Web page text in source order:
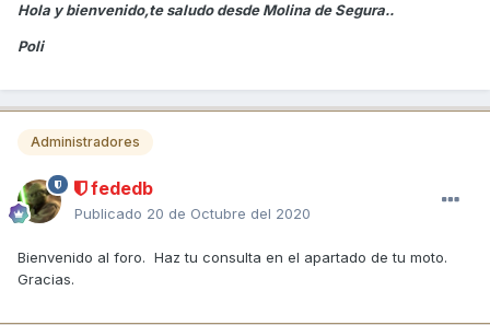
Hola y bienvenido,te saludo desde Molina de Segura..
Poli
Administradores
fededb
Publicado 20 de Octubre del 2020
Bienvenido al foro. Haz tu consulta en el apartado de tu moto.
Gracias.